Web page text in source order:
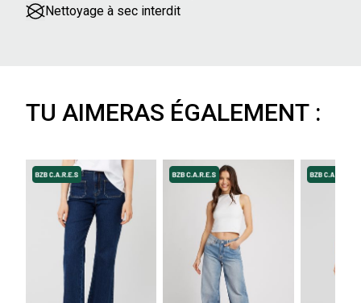
Nettoyage à sec interdit
TU AIMERAS ÉGALEMENT :